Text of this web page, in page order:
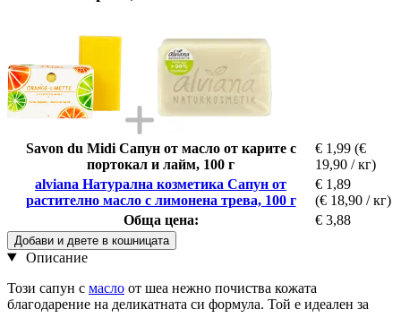
Savon du Midi Сапун от масло от карите с
портокал и лайм, 100 г
€ 1,99 (€
19,90 / кг)
alviana Натурална козметика Сапун от
растително масло с лимонена трева, 100 г
€ 1,89
(€ 18,90 / кг)
Обща цена:
€ 3,88
Добави и двете в кошницата
Описание
Този сапун с масло от шеа нежно почиства кожата
благодарение на деликатната си формула. Той е идеален за